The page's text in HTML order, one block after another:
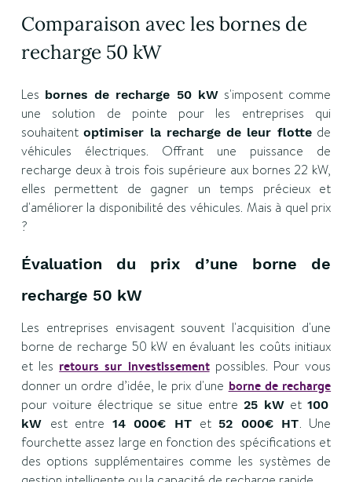
Comparaison avec les bornes de
recharge 50 kW
Les bornes de recharge 50 kWs'imposent comme
une solution de pointe pour les entreprises qui
souhaitentoptimiser la recharge de leur flottede
véhicules électriques. Offrant une puissance de
recharge deux à trois fois supérieure aux bornes 22 kW,
elles permettent de gagner un temps précieux et
d'améliorer la disponibilité des véhicules. Mais à quel prix
?
Évaluation du prix d’une borne de
recharge 50 kW
Les entreprises envisagent souvent l'acquisition d'une
borne de recharge 50 kW en évaluant les coûts initiaux
et les retours sur investissementpossibles. Pour vous
donner un ordre d’idée, le prix d'une borne de recharge
pour voiture électrique se situe entre25 kW et100
kW est entre 14 000€ HT et 52 000€ HT. Une
fourchette assez large en fonction des spécifications et
des options supplémentaires comme les systèmes de